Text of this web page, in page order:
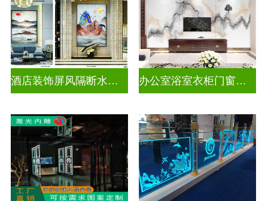
酒店装饰屏风隔断水墨山水画玻璃 办公室浴室衣柜门窗户山水画玻璃